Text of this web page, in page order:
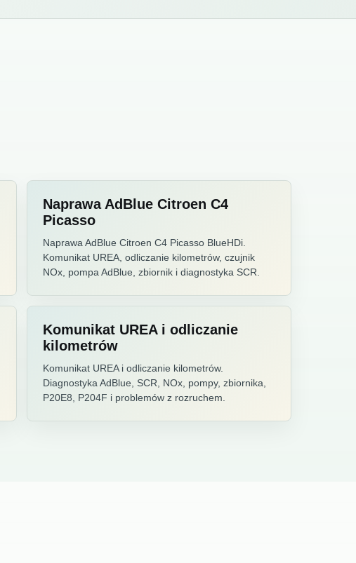
Naprawa AdBlue Citroen C4
Picasso
Naprawa AdBlue Citroen C4 Picasso BlueHDi.
Komunikat UREA, odliczanie kilometrów, czujnik
NOx, pompa AdBlue, zbiornik i diagnostyka SCR.
Komunikat UREA i odliczanie
kilometrów
Komunikat UREA i odliczanie kilometrów.
Diagnostyka AdBlue, SCR, NOx, pompy, zbiornika,
P20E8, P204F i problemów z rozruchem.